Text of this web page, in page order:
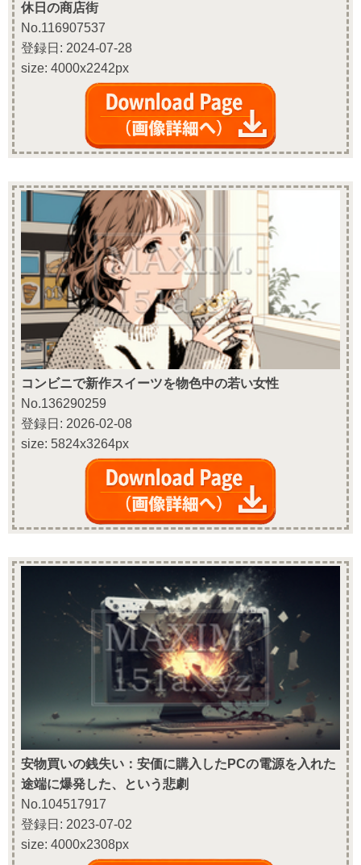
休日の商店街
No.116907537
登録日: 2024-07-28
size: 4000x2242px
コンビニで新作スイーツを物色中の若い女性
No.136290259
登録日: 2026-02-08
size: 5824x3264px
安物買いの銭失い：安価に購入したPCの電源を入れた
途端に爆発した、という悲劇
No.104517917
登録日: 2023-07-02
size: 4000x2308px